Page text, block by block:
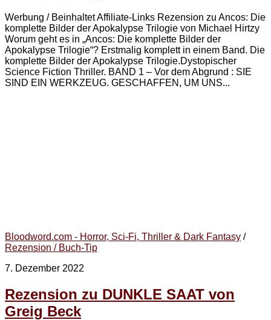
Werbung / Beinhaltet Affiliate-Links Rezension zu Ancos: Die
komplette Bilder der Apokalypse Trilogie von Michael Hirtzy
Worum geht es in „Ancos: Die komplette Bilder der
Apokalypse Trilogie“? Erstmalig komplett in einem Band. Die
komplette Bilder der Apokalypse Trilogie.Dystopischer
Science Fiction Thriller. BAND 1 – Vor dem Abgrund : SIE
SIND EIN WERKZEUG. GESCHAFFEN, UM UNS...
Bloodword.com - Horror, Sci-Fi, Thriller & Dark Fantasy /
Rezension / Buch-Tip
7. Dezember 2022
Rezension zu DUNKLE SAAT von
Greig Beck